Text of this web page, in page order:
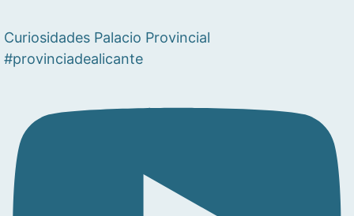
Curiosidades Palacio Provincial
#provinciadealicante